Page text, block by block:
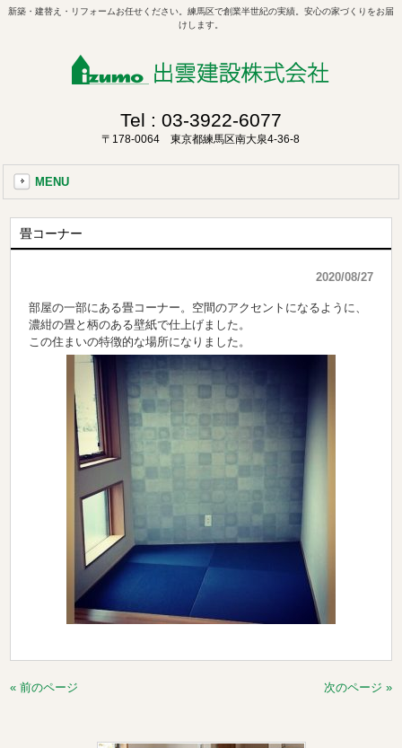
新築・建替え・リフォームお任せください。練馬区で創業半世紀の実績。安心の家づくりをお届
けします。
Tel : 03-3922-6077
〒178-0064 東京都練馬区南大泉4-36-8
MENU
畳コーナー
2020/08/27
部屋の一部にある畳コーナー。空間のアクセントになるように、
濃紺の畳と柄のある壁紙で仕上げました。
この住まいの特徴的な場所になりました。
« 前のページ 次のページ »